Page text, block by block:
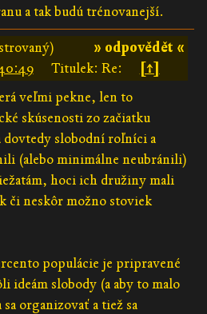
a tak budú trénovanejší.
» odpovědět «
Titulek: Re:
[↑]
veľmi pekne, len to
skúsenosti zo začiatku
dovtedy slobodní roľníci a
(alebo minimálne neubránili)
hoci ich družiny mali
či neskôr možno stoviek
populácie je pripravené
ideám slobody (a aby to malo
organizovať a tiež sa